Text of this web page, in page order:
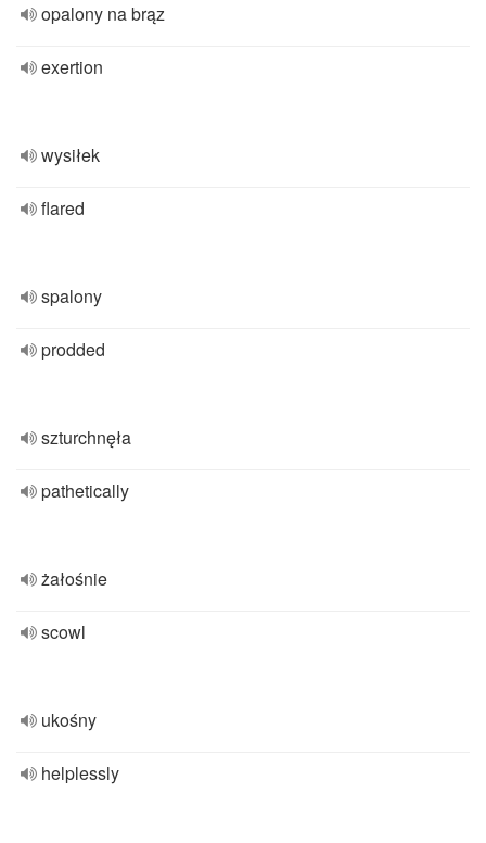
opalony na brąz
exertion
wysiłek
flared
spalony
prodded
szturchnęła
pathetically
żałośnie
scowl
ukośny
helplessly